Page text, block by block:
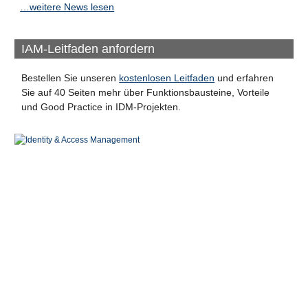
…weitere News lesen
IAM-Leitfaden anfordern
Bestellen Sie unseren kostenlosen Leitfaden und erfahren
Sie auf 40 Seiten mehr über Funktionsbausteine, Vorteile
und Good Practice in IDM-Projekten.